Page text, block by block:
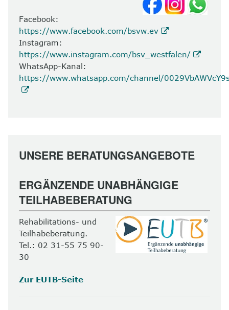
Facebook:
https://www.facebook.com/bsvw.ev
Instagram:
https://www.instagram.com/bsv_westfalen/
WhatsApp-Kanal:
https://www.whatsapp.com/channel/
UNSERE BERATUNGSANGEBOTE
ERGÄNZENDE UNABHÄNGIGE
TEILHABEBERATUNG
Rehabilitations- und
Teilhabeberatung.
Tel.: 02 31-55 75 90-
30
Zur EUTB-Seite